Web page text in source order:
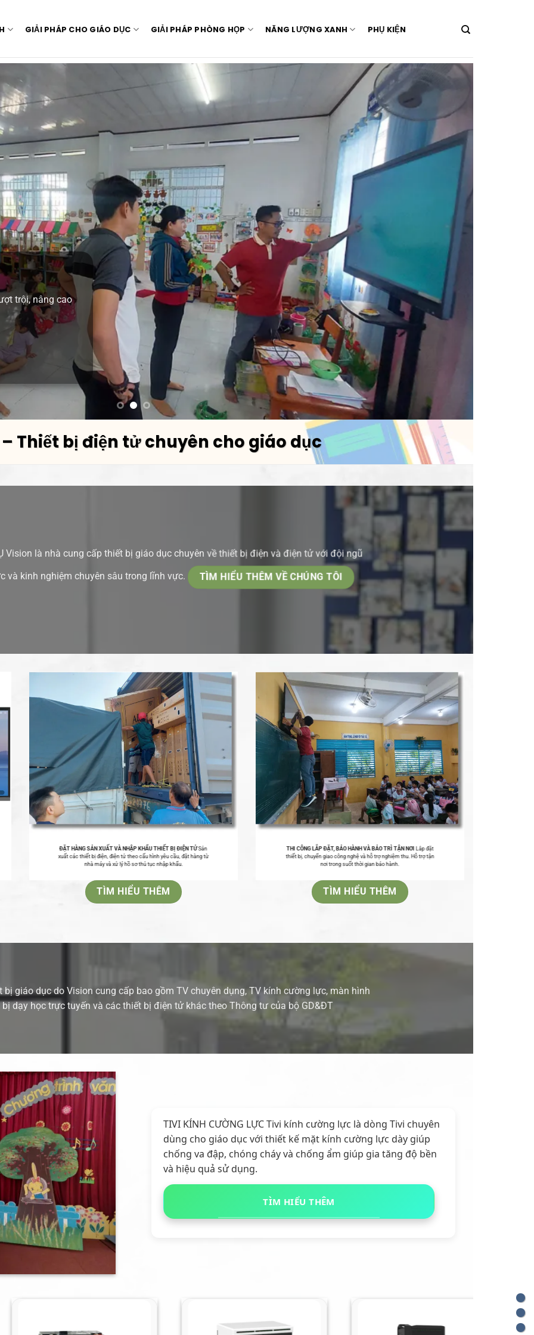
GIẢI PHÁP CHO GIÁO DỤC GIẢI PHÁP PHÒNG HỌP NĂNG LƯỢNG XANH PHỤ KIỆN
vượt trội, giao
trội, nâng cao
tính năng
dàng.
Thiết bị điện tử chuyên cho giáo dục
Vision là nhà cung cấp thiết bị giáo dục chuyên về thiết bị điện và điện tử với đội ngũ
và kinh nghiệm chuyên sâu trong lĩnh vực. TÌM HIỂU THÊM VỀ CHÚNG TÔI
ĐẶT HÀNG SẢN XUẤT VÀ NHẬP KHẨU THIẾT BỊ ĐIỆN TỬSản
xuất các thiết bị điện, điện tử theo cấu hình yêu cầu, đặt hàng từ
nhà máy và xử lý hồ sơ thủ tục nhập khẩu.
TÌM HIỂU THÊM
THI CÔNG LẮP ĐẶT, BẢO HÀNH VÀ BẢO TRÌ TẬN NƠI
Lắp đặt
thiết bị, chuyển giao công nghệ và hỗ trợ nghiệm thu. Hỗ trợ tận
nơi trong suốt thời gian bảo hành.
TÌM HIỂU THÊM
bị giáo dục do Vision cung cấp bao gồm TV chuyên dụng, TV kính cường lực, màn hình
dạy học trực tuyến và các thiết bị điện tử khác theo Thông tư của bộ GD&ĐT
TIVI KÍNH CƯỜNG LỰC Tivi kính cường lực là dòng Tivi chuyên
dùng cho giáo dục với thiết kế mặt kính cường lực dày giúp
chống va đập, chóng cháy và chống ẩm giúp gia tăng độ bền
và hiệu quả sử dụng.
TÌM HIỂU THÊM
Giảm giá!